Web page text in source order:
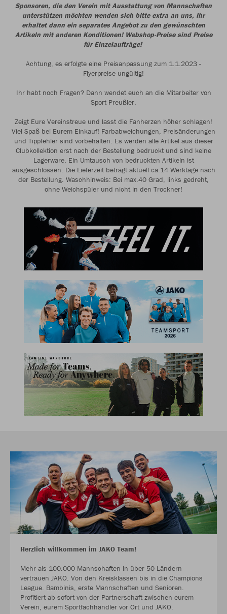
Sponsoren, die den Verein mit Ausstattung von Mannschaften
unterstützen möchten wenden sich bitte extra an uns, Ihr
erhaltet dann ein separates Angebot zu den gewünschten
Artikeln mit anderen Konditionen! Webshop-Preise sind Preise
für Einzelaufträge!
Achtung, es erfolgte eine Preisanpassung zum 1.1.2023 -
Flyerpreise ungültig!
Ihr habt noch Fragen? Dann wendet euch an die Mitarbeiter von
Sport Preußler.
Zeigt Eure Vereinstreue und lasst die Fanherzen höher schlagen!
Viel Spaß bei Eurem Einkauf! Farbabweichungen, Preisänderungen
und Tippfehler sind vorbehalten. Es werden alle Artikel aus dieser
Clubkollektion erst nach der Bestellung bedruckt und sind keine
Lagerware. Ein Umtausch von bedruckten Artikeln ist
ausgeschlossen. Die Lieferzeit beträgt aktuell ca.14 Werktage nach
der Bestellung. Waschhinweis: Bei max.40 Grad, links gedreht,
ohne Weichspüler und nicht in den Trockner!
Herzlich willkommen im JAKO Team!
Mehr als 100.000 Mannschaften in über 50 Ländern
vertrauen JAKO. Von den Kreisklassen bis in die Champions
League. Bambinis, erste Mannschaften und Senioren.
Profitiert ab sofort von der Partnerschaft zwischen eurem
Verein, eurem Sportfachhändler vor Ort und JAKO.